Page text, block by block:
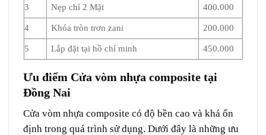
3 Nẹp chỉ 2 Mặt 400.000
4 Khóa tròn trơn zani 200.000
5 Lắp đặt tại hồ chí minh 450.000
Ưu điểm Cửa vòm nhựa composite tại
Đồng Nai
Cửa vòm nhựa composite có độ bền cao và khá ổn
định trong quá trình sử dụng. Dưới đây là những ưu